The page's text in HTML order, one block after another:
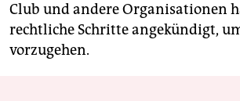
Club und andere Organisationen
rechtliche Schritte angekündigt,
vorzugehen.